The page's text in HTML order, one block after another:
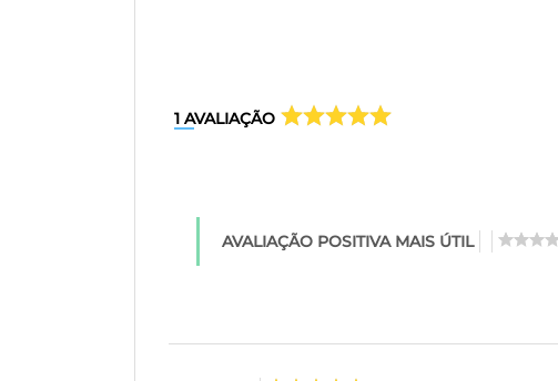
1 AVALIAÇÃO
AVALIAÇÃO POSITIVA MAIS ÚTIL